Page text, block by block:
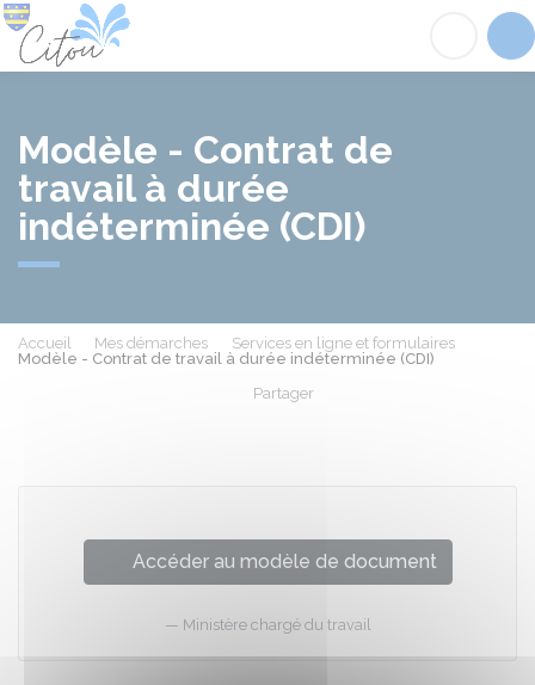
Modèle - Contrat de
travail à durée
indéterminée (CDI)
Accueil Mes démarches
Services en ligne et formulaires
Modèle - Contrat de travail à durée indéterminée (CDI)
Partager
Accéder au modèle de document
Ministère chargé du travail